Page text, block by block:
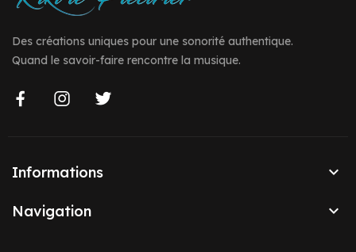
Des créations uniques pour une sonorité authentique.
Quand le savoir-faire rencontre la musique.
Informations 
Navigation 